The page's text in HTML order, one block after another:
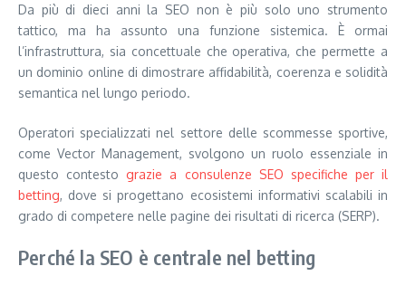
Da più di dieci anni la SEO non è più solo uno strumento
tattico, ma ha assunto una funzione sistemica. È ormai
l’infrastruttura, sia concettuale che operativa, che permette a
un dominio online di dimostrare affidabilità, coerenza e solidità
semantica nel lungo periodo.
Operatori specializzati nel settore delle scommesse sportive,
come Vector Management, svolgono un ruolo essenziale in
questo contestograzie a consulenze SEO specifiche per il
betting, dove si progettano ecosistemi informativi scalabili in
grado di competere nelle pagine dei risultati di ricerca (SERP).
Perché la SEO è centrale nel betting